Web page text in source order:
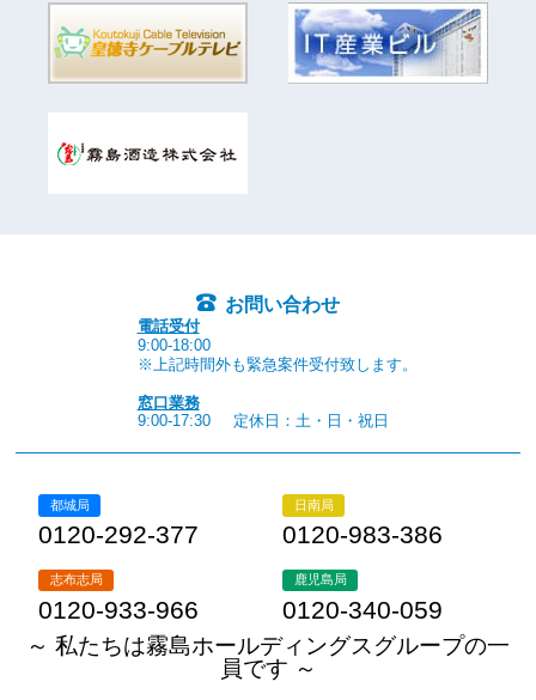
お問い合わせ
電話受付
9:00-18:00
※上記時間外も緊急案件受付致します。
窓口業務
9:00-17:30
定休日：土・日・祝日
都城局
0120-292-377
日南局
0120-983-386
志布志局
0120-933-966
鹿児島局
0120-340-059
～ 私たちは霧島ホールディングスグループの一
員です ～